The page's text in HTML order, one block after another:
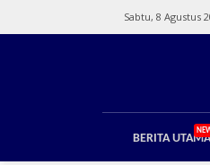
Sabtu, 8 Agustus
BERITA UTAMA